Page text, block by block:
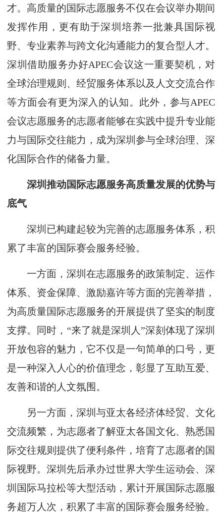
才。高质量的国际志愿服务不仅在会议举办期间
发挥作用，更有助于深圳培养一批兼具国际视
野、专业素养与跨文化沟通能力的复合型人才。
深圳借助服务办好APEC会议这一重要契机，对
全球治理规则、经贸服务体系以及人文交流合作
等方面会有更为深入的认知。此外，参与APEC
会议志愿服务的志愿者能够在实践中提升专业能
力与国际交往能力，成为深圳参与全球治理、深
化国际合作的储备力量。
深圳推动国际志愿服务高质量发展的优势与
底气
深圳已构建起较为完善的志愿服务体系，积
累了丰富的国际赛会服务经验。
一方面，深圳在志愿服务的政策制定、运作
体系、资金保障、激励嘉许等方面的完善举措，
为高质量国际志愿服务的开展提供了坚实的制度
支撑。同时，“来了就是深圳人”深刻体现了深圳
开放包容的魅力，它不仅是一句简单的口号，更
是一种深入人心的价值理念，彰显了互助互爱、
友善和谐的人文氛围。
另一方面，深圳与亚太各经济体经贸、文化
交流频繁，为志愿者了解亚太各国文化、熟悉国
际交往规则提供了便利条件，培育了志愿者的国
际视野。深圳先后承办过世界大学生运动会、深
圳国际马拉松等大型活动，累计开展国际志愿服
务超万人次，积累了丰富的国际赛会服务经验。